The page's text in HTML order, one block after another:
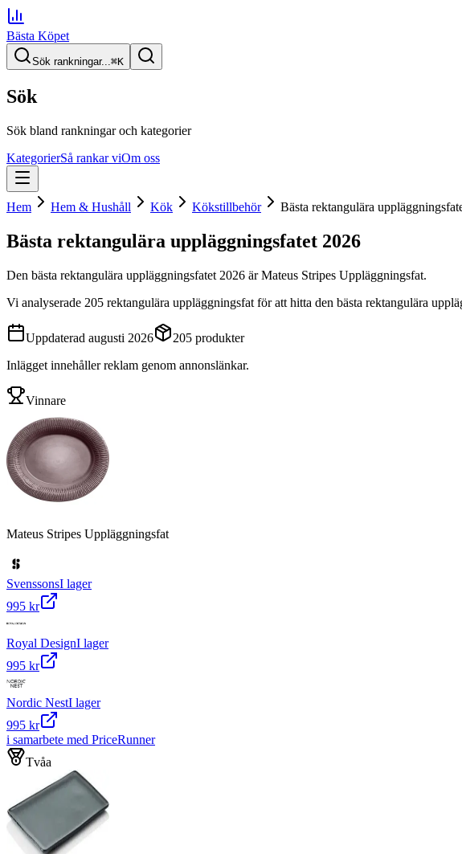
Bästa Köpet
Sök rankningar...⌘K
Sök
Sök bland rankningar och kategorier
KategorierSå rankar viOm oss
Hem Hem & Hushåll Kök Kökstillbehör Bästa rektangulära
Bästa rektangulära uppläggningsfatet 2026
Den bästa rektangulära uppläggningsfatet 2026 ärMateus Stripes Uppläggningsfat.
Vi analyserade 205 rektangulära uppläggningsfat för att hitta den bästa rektangulära
Uppdaterad augusti 2026 205 produkter
Inlägget innehåller reklam genom annonslänkar.
Vinnare
Mateus Stripes Uppläggningsfat
SvenssonsI lager
995 kr
Royal DesignI lager
995 kr
Nordic NestI lager
995 kr
i samarbete med PriceRunner
Tvåa